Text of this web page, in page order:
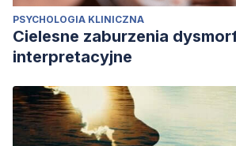
PSYCHOLOGIA KLINICZNA
Cielesne zaburzenia
interpretacyjne